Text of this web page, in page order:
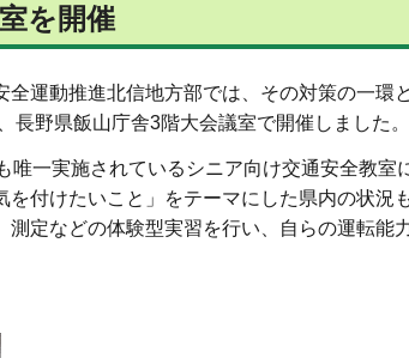
を開催
運動推進北信地方部では、その対策の一環
長野県飯山庁舎3階大会議室で開催しました。
一実施されているシニア向け交通安全教室
付けたいこと」をテーマにした県内の状況
定などの体験型実習を行い、自らの運転能